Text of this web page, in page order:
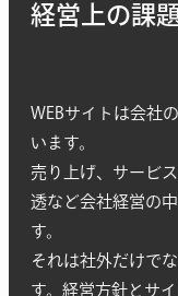
経営上の課
WEBサイトは会社
います。
売り上げ、サービ
透など会社経営の
す。
それは社外だけで
す。経営方針とサ